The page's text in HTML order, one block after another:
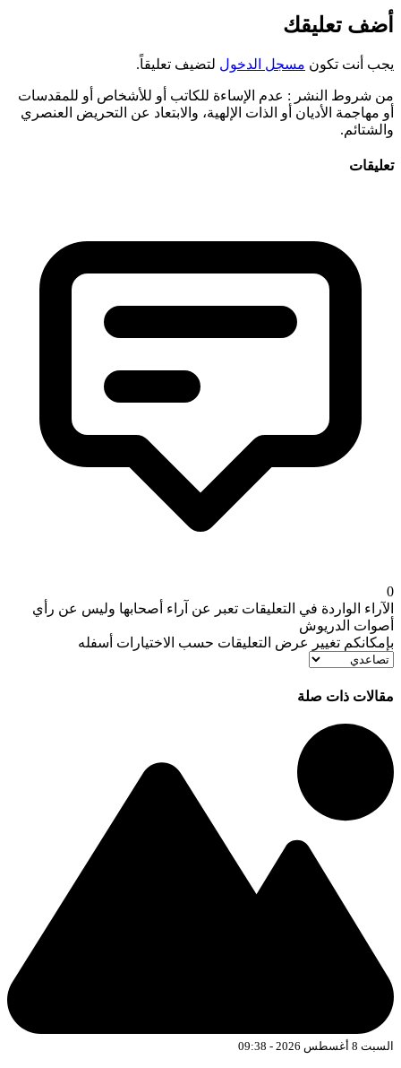
أضف تعليقك
يجب أنت تكون مسجل الدخول لتضيف تعليقاً.
من شروط النشر : عدم الإساءة للكاتب أو للأشخاص أو للمقدسات
أو مهاجمة الأديان أو الذات الإلهية، والابتعاد عن التحريض العنصري
والشتائم.
تعليقات
0
الآراء الواردة في التعليقات تعبر عن آراء أصحابها وليس عن رأي
أصوات الدريوش
بإمكانكم تغيير عرض التعليقات حسب الاختيارات أسفله
مقالات ذات صلة
السبت 8 أغسطس 2026 - 09:38